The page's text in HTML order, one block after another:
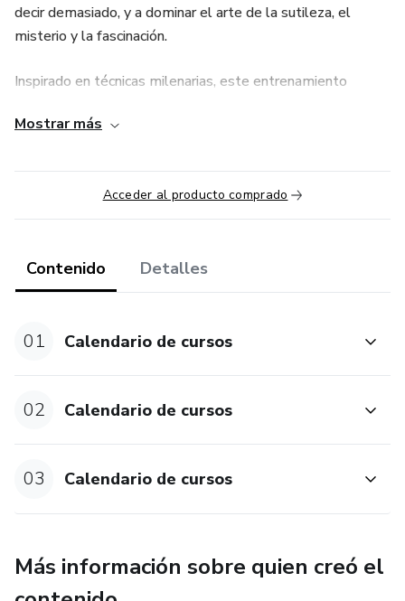
decir demasiado, y a dominar el arte de la sutileza, el
misterio y la fascinación.
Inspirado en técnicas milenarias, este entrenamiento
cómo los demás te perciben. Si alguna vez te has sentido
convertir tu energía femenina en un imán irresistible, sin
necesidad de forzar nada.
desde la autenticidad y elevar su valor percibido sin perder
su esencia. "El arte irresistible de las Geishas" no solo te
mire. Ya no competirás por atención: serás la que nadie
Mostrar más
Acceder al producto comprado
Contenido Detalles
01 Calendario de cursos
02 Calendario de cursos
03 Calendario de cursos
Más información sobre quien creó el